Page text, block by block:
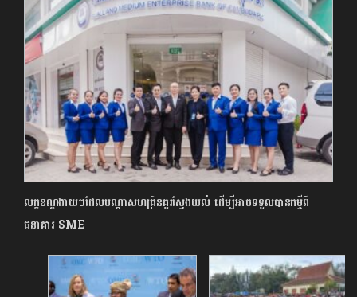
លក្ខខណ្ឌងាយៗដែលបណ្តាសហគ្រិនគួរស្វែងយល់ ដើម្បីអាចទទួលបានកម្ចីពី
ធនាគារ SME